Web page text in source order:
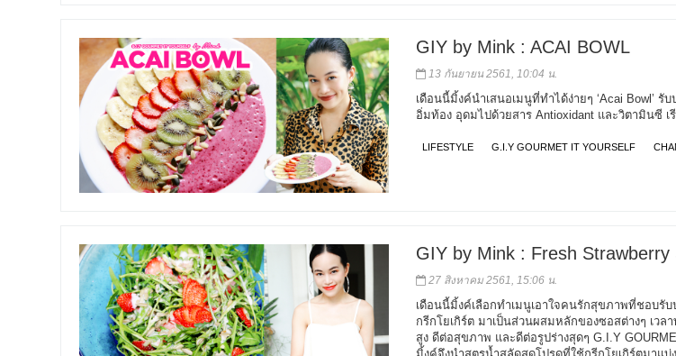
GIY by Mink : ACAI BOWL
13 กันยายน 2561, 10:04 น.
เดือนนี้มิ้งค์นำเสนอเมนูที่ทำได้ง่ายๆ ‘Acai Bowl’
อิ่มท้อง อุดมไปด้วยสาร Antioxidant และวิตามินซี เ
LIFESTYLE G.I.Y GOURMET IT YOURSELF
GIY by Mink : Fresh Strawberry
27 สิงหาคม 2561, 15:06 น.
เดือนนี้มิ้งค์เลือกทำเมนูเอาใจคนรักสุขภาพที่ชอบรั
กรีกโยเกิร์ต มาเป็นส่วนผสมหลักของซอสต่างๆ เว
สูง ดีต่อสุขภาพ และดีต่อรูปร่างสุดๆ G.I.Y